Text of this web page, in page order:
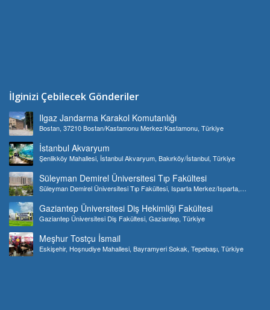
İlginizi Çebilecek Gönderiler
Ilgaz Jandarma Karakol Komutanlığı
Bostan, 37210 Bostan/Kastamonu Merkez/Kastamonu, Türkiye
İstanbul Akvaryum
Şenlikköy Mahallesi, İstanbul Akvaryum, Bakırköy/İstanbul, Türkiye
Süleyman Demirel Üniversitesi Tıp Fakültesi
Süleyman Demirel Üniversitesi Tıp Fakültesi, Isparta Merkez/Isparta,
Gaziantep Üniversitesi Diş Hekimliği Fakültesi
Gaziantep Üniversitesi Diş Fakültesi, Gaziantep, Türkiye
Meşhur Tostçu İsmail
Eskişehir, Hoşnudiye Mahallesi, Bayramyeri Sokak, Tepebaşı, Türkiye